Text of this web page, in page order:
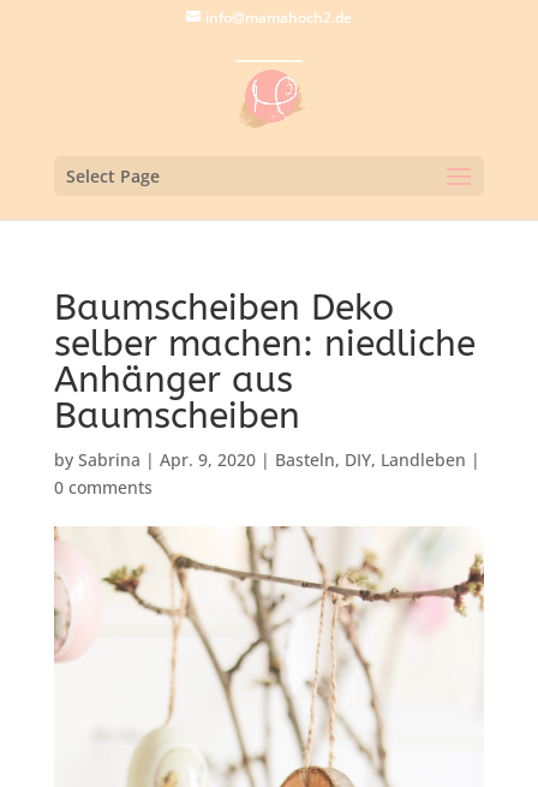
info@mamahoch2.de
Select Page
Baumscheiben Deko
selber machen: niedliche
Anhänger aus
Baumscheiben
by Sabrina | Apr. 9, 2020| Basteln, DIY, Landleben |
0 comments